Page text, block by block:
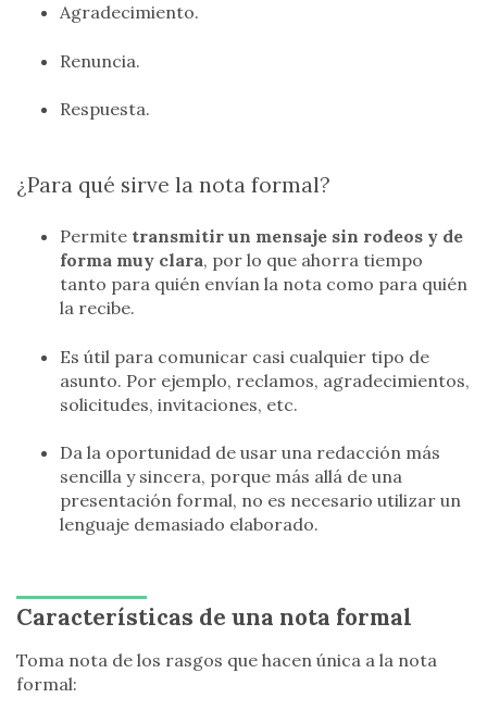
Agradecimiento.
Renuncia.
Respuesta.
¿Para qué sirve la nota formal?
Permite transmitir un mensaje sin rodeos y de
forma muy clara, por lo que ahorra tiempo
tanto para quién envían la nota como para quién
la recibe.
Es útil para comunicar casi cualquier tipo de
asunto. Por ejemplo, reclamos, agradecimientos,
solicitudes, invitaciones, etc.
Da la oportunidad de usar una redacción más
sencilla y sincera, porque más allá de una
presentación formal, no es necesario utilizar un
lenguaje demasiado elaborado.
Características de una nota formal
Toma nota de los rasgos que hacen única a la nota
formal: